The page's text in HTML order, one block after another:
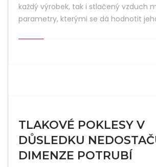
každý výrobek, tak i stlačený vzduch
parametry, kterými se dá hodnotit
TLAKOVÉ POKLESY V
DŮSLEDKU
DIMENZE POTRUBÍ